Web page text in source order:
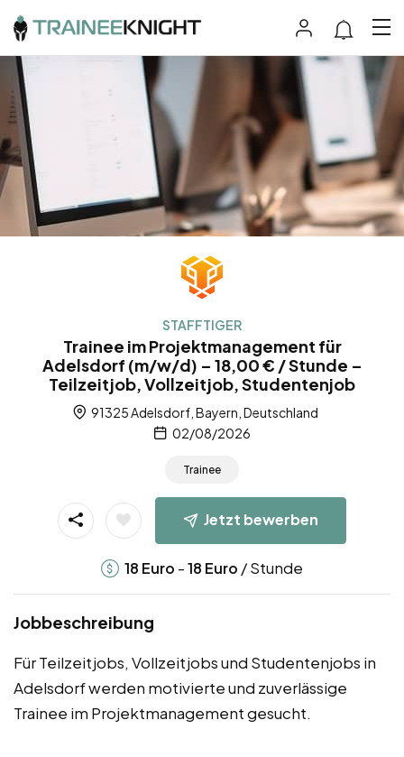
STAFFTIGER
Trainee im Projektmanagement für
Adelsdorf (m/w/d) – 18,00 € / Stunde –
Teilzeitjob, Vollzeitjob, Studentenjob
91325 Adelsdorf, Bayern, Deutschland
02/08/2026
Trainee
Jetzt bewerben
18 Euro -18 Euro / Stunde
Jobbeschreibung
Für Teilzeitjobs, Vollzeitjobs und Studentenjobs in
Adelsdorf werden motivierte und zuverlässige
Trainee im Projektmanagement gesucht.